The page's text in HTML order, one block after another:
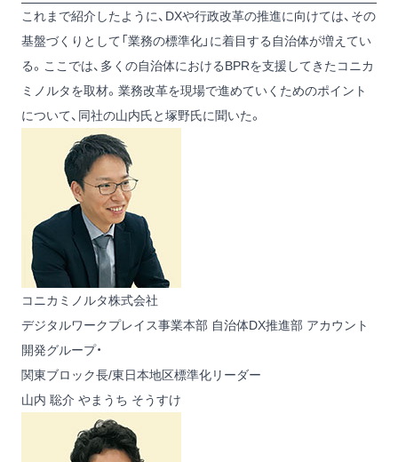
これまで紹介したように、DXや行政改革の推進に向けては、その
基盤づくりとして「業務の標準化」に着目する自治体が増えてい
る。ここでは、多くの自治体におけるBPRを支援してきたコニカ
ミノルタを取材。業務改革を現場で進めていくためのポイント
について、同社の山内氏と塚野氏に聞いた。
コニカミノルタ株式会社
デジタルワークプレイス事業本部 自治体DX推進部 アカウント
開発グループ・
関東ブロック長/東日本地区標準化リーダー
山内 聡介 やまうち そうすけ